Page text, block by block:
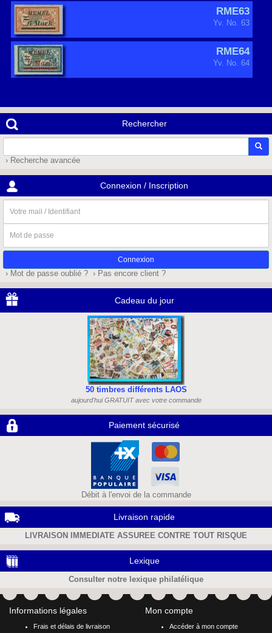
RME63
Yv. No. 63
RME64
Yv. No. 64
Rechercher
› Recherche avancée
Connexion / Inscription
mail
/
Identifiant
de
passe
› Mot de passe oublié ? › Pas encore client ?
Cadeau du jour
50 timbres différents LAOS
aujourd'hui GRATUIT avec votre commande
Paiement sécurisé
Débit à l'envoi de la commande
Livraison rapide
LIVRAISON IMMEDIATE ASSUREE CONTRE TOUT RISQUE
Lexique
Consulter notre lexique philatélique
Informations légales
Frais et délais de livraison
Mon compte
Accéder à mon compte